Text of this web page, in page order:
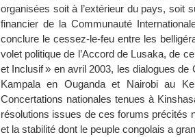
organisées soit à l’extérieur du pays, soit
financier de la Communauté
conclure le cessez-le-feu entre les
volet politique de l’Accord de Lusaka, de
et Inclusif » en avril 2003, les dialogues
Kampala en Ouganda et Nairobi au
Concertations nationales tenues à
résolutions issues de ces forums précités
et la stabilité dont le peuple congolais a